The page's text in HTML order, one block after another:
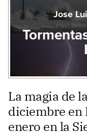
Jose
La magia de
diciembre en
enero en la